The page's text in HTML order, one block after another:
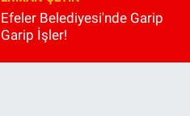
Efeler Belediyesi'nde Garip
Garip İşler!